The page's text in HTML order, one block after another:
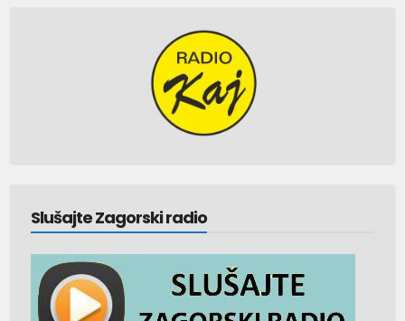
Slušajte Zagorski radio